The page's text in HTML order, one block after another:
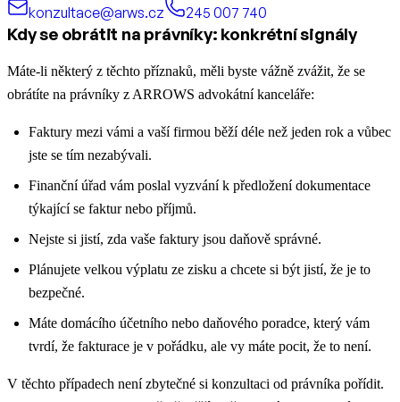
konzultace@arws.cz
245 007 740
Kdy se obrátit na právníky: konkrétní signály
Máte-li některý z těchto příznaků, měli byste vážně zvážit, že se
obrátíte na právníky z ARROWS advokátní kanceláře:
Faktury mezi vámi a vaší firmou běží déle než jeden rok a vůbec
jste se tím nezabývali.
Finanční úřad vám poslal vyzvání k předložení dokumentace
týkající se faktur nebo příjmů.
Nejste si jistí, zda vaše faktury jsou daňově správné.
Plánujete velkou výplatu ze zisku a chcete si být jistí, že je to
bezpečné.
Máte domácího účetního nebo daňového poradce, který vám
tvrdí, že fakturace je v pořádku, ale vy máte pocit, že to není.
V těchto případech není zbytečné si konzultaci od právníka pořídit.